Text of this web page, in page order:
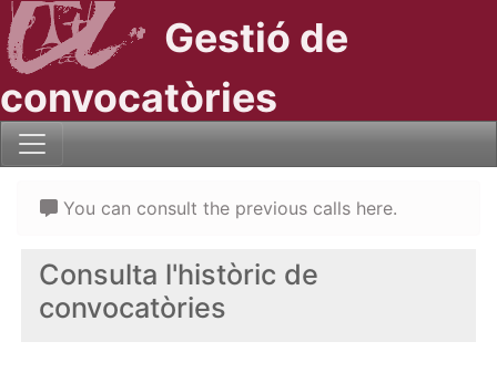
Gestió de
convocatòries
Consulta l'històric de
convocatòries
You can consult the previous calls here.